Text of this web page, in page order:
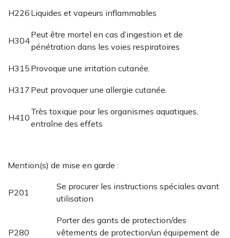
H226 Liquides et vapeurs inflammables
H304
Peut être mortel en cas d’ingestion et de
pénétration dans les voies respiratoires
H315 Provoque une irritation cutanée.
H317 Peut provoquer une allergie cutanée.
H410
Très toxique pour les organismes aquatiques,
entraîne des effets
Mention(s) de mise en garde :
P201
Se procurer les instructions spéciales avant
utilisation
P280
Porter des gants de protection/des
vêtements de protection/un équipement de